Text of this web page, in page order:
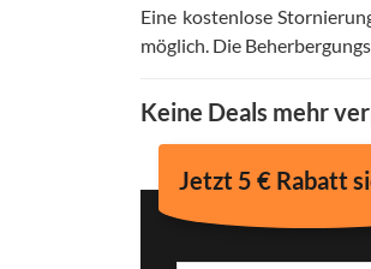
Eine kostenlose
möglich. Die
Keine Deals mehr
Jetzt 5 € Rabatt